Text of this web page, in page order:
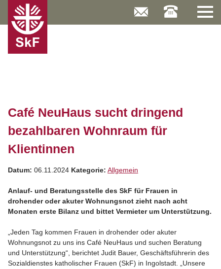
content
Café NeuHaus sucht dringend
bezahlbaren Wohnraum für
Klientinnen
Datum: 06.11.2024 Kategorie: Allgemein
Anlauf- und Beratungsstelle des SkF für Frauen in
drohender oder akuter Wohnungsnot zieht nach acht
Monaten erste Bilanz und bittet Vermieter um Unterstützung.
„Jeden Tag kommen Frauen in drohender oder akuter
Wohnungsnot zu uns ins Café NeuHaus und suchen Beratung
und Unterstützung“, berichtet Judit Bauer, Geschäftsführerin des
Sozialdienstes katholischer Frauen (SkF) in Ingolstadt. „Unsere